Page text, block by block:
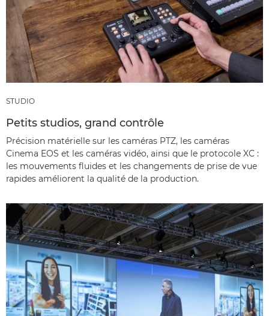
STUDIO
Petits studios, grand contrôle
Précision matérielle sur les caméras PTZ, les caméras
Cinema EOS et les caméras vidéo, ainsi que le protocole XC :
les mouvements fluides et les changements de prise de vue
rapides améliorent la qualité de la production.